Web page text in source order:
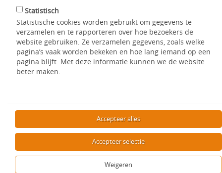
Statistisch
Statistische cookies worden gebruikt om gegevens te
verzamelen en te rapporteren over hoe bezoekers de
website gebruiken. Ze verzamelen gegevens, zoals welke
pagina’s vaak worden bekeken en hoe lang iemand op een
pagina blijft. Met deze informatie kunnen we de website
beter maken.
Accepteer alles
Accepteer selectie
Weigeren
Op de homepage vindt u alle aangeboden woningen. Dit zijn
de op dat moment aangeboden woningen van de
woningcorporaties. Het aanbod wordt iedere dag ververst.
Mijn WoonWens
Met de vier iconen op de pagina kunt u aangeven waar u naar
op zoek bent. U geeft eerst aan of u op zoek bent naar een